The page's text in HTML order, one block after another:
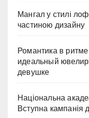
Мангал у стилі
частиною дизайну
Романтика в
идеальный
девушке
Національна
Вступна кампанія